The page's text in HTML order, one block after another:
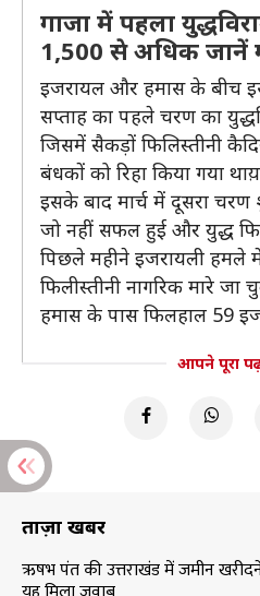
गाजा में पहला
1,500 से अधिक जानें
इजरायल और हमास के बीच
सप्ताह का पहले चरण का
जिसमें सैकड़ों फिलिस्तीनी
बंधकों को रिहा किया गया थाय़
इसके बाद मार्च में दूसरा चरण
जो नहीं सफल हुई और युद्ध
पिछले महीने इजरायली
फिलीस्तीनी नागरिक मारे जा
हमास के पास फिलहाल 59
आपने पूरा
ताज़ा खबरें
ऋषभ पंत की उत्तराखंड में जमीन